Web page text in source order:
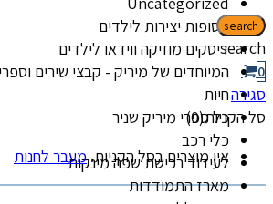
אסופות יצירות לילדים
דיסקים מוזיקה ווידאו לילדים
המיוחדים של מיריק - קבצי שירים
חיות
כל ספרי מיריק שניר
כלי רכב
לעידוד רכישת שפה מינקות
מארז התמודדות
search
search
0
סגירה
סל הקניות(0)
אין מוצרים בסל הקניות. מעבר לחנות